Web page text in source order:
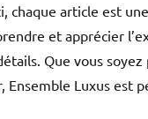
chaque article est
et apprécier
Que vous
Ensemble Luxus est